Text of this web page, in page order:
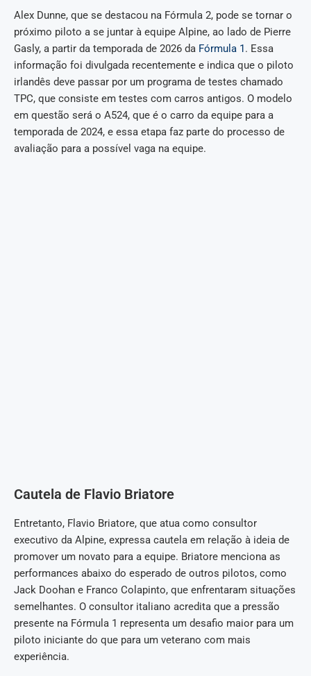
Alex Dunne, que se destacou na Fórmula 2, pode se tornar o
próximo piloto a se juntar à equipe Alpine, ao lado de Pierre
Gasly, a partir da temporada de 2026 da Fórmula 1. Essa
informação foi divulgada recentemente e indica que o piloto
irlandês deve passar por um programa de testes chamado
TPC, que consiste em testes com carros antigos. O modelo
em questão será o A524, que é o carro da equipe para a
temporada de 2024, e essa etapa faz parte do processo de
avaliação para a possível vaga na equipe.
Cautela de Flavio Briatore
Entretanto, Flavio Briatore, que atua como consultor
executivo da Alpine, expressa cautela em relação à ideia de
promover um novato para a equipe. Briatore menciona as
performances abaixo do esperado de outros pilotos, como
Jack Doohan e Franco Colapinto, que enfrentaram situações
semelhantes. O consultor italiano acredita que a pressão
presente na Fórmula 1 representa um desafio maior para um
piloto iniciante do que para um veterano com mais
experiência.